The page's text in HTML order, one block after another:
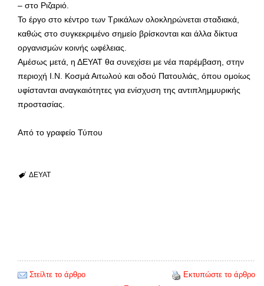
– στο Ριζαριό.
Το έργο στο κέντρο των Τρικάλων ολοκληρώνεται σταδιακά,
καθώς στο συγκεκριμένο σημείο βρίσκονται και άλλα δίκτυα
οργανισμών κοινής ωφέλειας.
Αμέσως μετά, η ΔΕΥΑΤ θα συνεχίσει με νέα παρέμβαση, στην
περιοχή Ι.Ν. Κοσμά Αιτωλού και οδού Πατουλιάς, όπου ομοίως
υφίστανται αναγκαιότητες για ενίσχυση της αντιπλημμυρικής
προστασίας.
Από το γραφείο Τύπου
ΔΕΥΑΤ
Στείλτε το άρθρο
Εκτυπώστε το άρθρο